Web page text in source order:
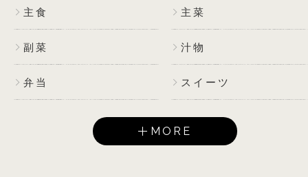
主食 主菜
副菜 汁物
弁当 スイーツ
MORE